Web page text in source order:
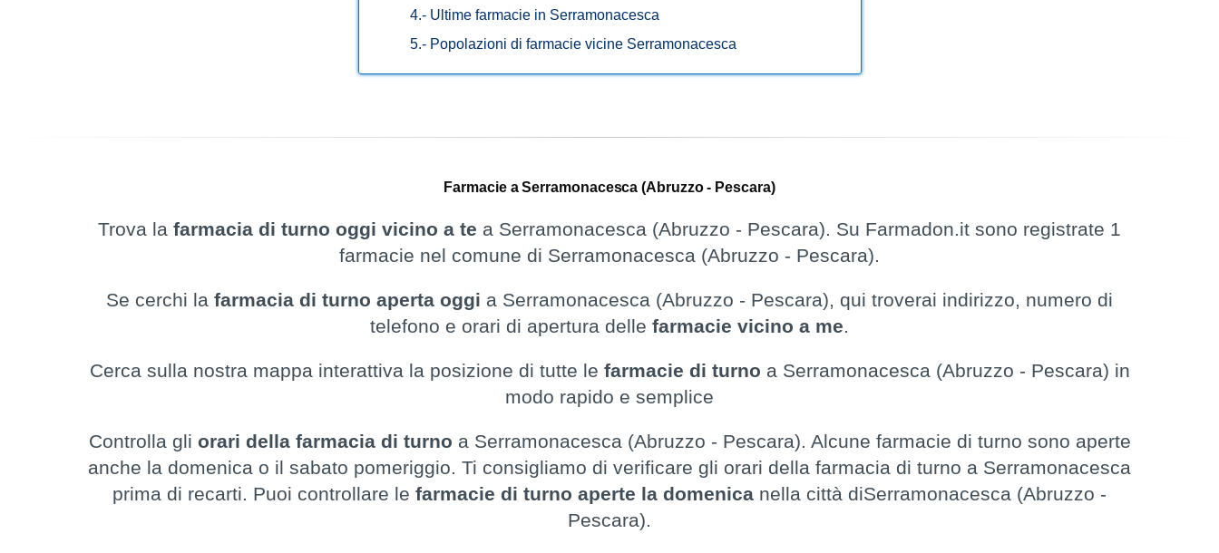
4.- Ultime farmacie in Serramonacesca
5.- Popolazioni di farmacie vicine Serramonacesca
Farmacie a Serramonacesca (Abruzzo - Pescara)
Trova la farmacia di turno oggi vicino a te a Serramonacesca (Abruzzo - Pescara). Su Farmadon.it sono registrate 1
farmacie nel comune di Serramonacesca (Abruzzo - Pescara).
Se cerchi la farmacia di turno aperta oggi a Serramonacesca (Abruzzo - Pescara), qui troverai indirizzo, numero di
telefono e orari di apertura delle farmacie vicino a me.
Cerca sulla nostra mappa interattiva la posizione di tutte le farmacie di turno a Serramonacesca (Abruzzo - Pescara) in
modo rapido e semplice
Controlla gli orari della farmacia di turno a Serramonacesca (Abruzzo - Pescara). Alcune farmacie di turno sono aperte
anche la domenica o il sabato pomeriggio. Ti consigliamo di verificare gli orari della farmacia di turno a Serramonacesca
prima di recarti. Puoi controllare le farmacie di turno aperte la domenica nella città diSerramonacesca (Abruzzo -
Pescara).